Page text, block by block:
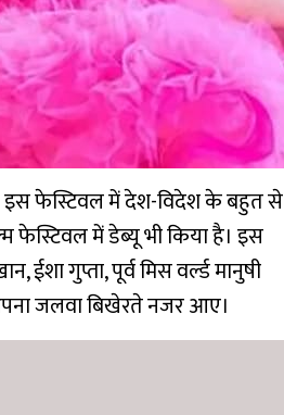
इस फेस्टिवल में देश-विदेश के बहुत से
फेस्टिवल में डेब्यू भी किया है। इस
गुप्ता, पूर्व मिस वर्ल्ड मानुषी
जलवा बिखेरते नजर आए।